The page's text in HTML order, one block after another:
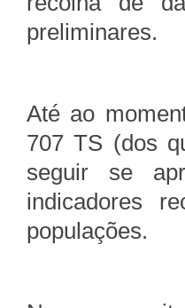
preliminares.
Até ao
707 TS (dos
seguir se
indicadores
populações.